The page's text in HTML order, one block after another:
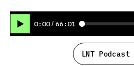
0:00 / 66:01
LNT Podcast